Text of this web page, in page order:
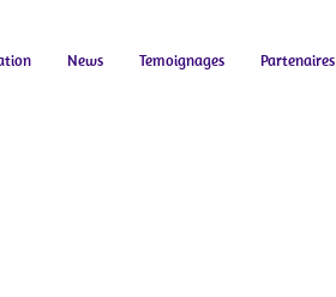
News Temoignages Partenaires